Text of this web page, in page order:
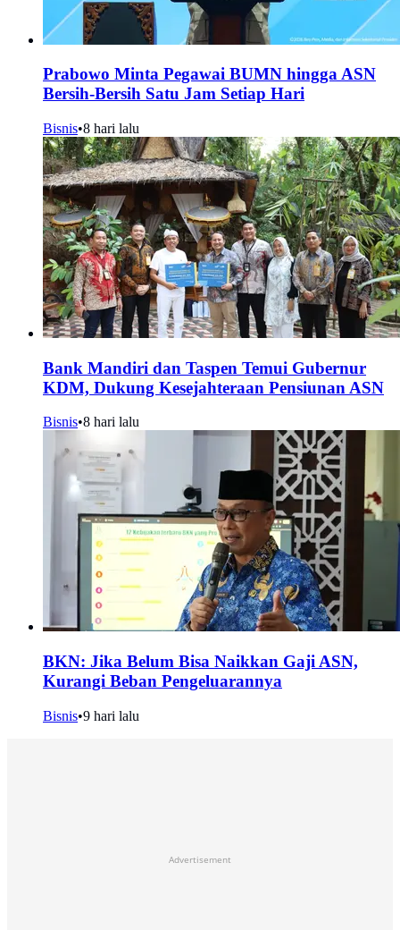
Prabowo Minta Pegawai BUMN hingga ASN
Bersih-Bersih Satu Jam Setiap Hari
Bisnis•8 hari lalu
Bank Mandiri dan Taspen Temui Gubernur
KDM, Dukung Kesejahteraan Pensiunan ASN
Bisnis•8 hari lalu
BKN: Jika Belum Bisa Naikkan Gaji ASN,
Kurangi Beban Pengeluarannya
Bisnis•9 hari lalu
Advertisement